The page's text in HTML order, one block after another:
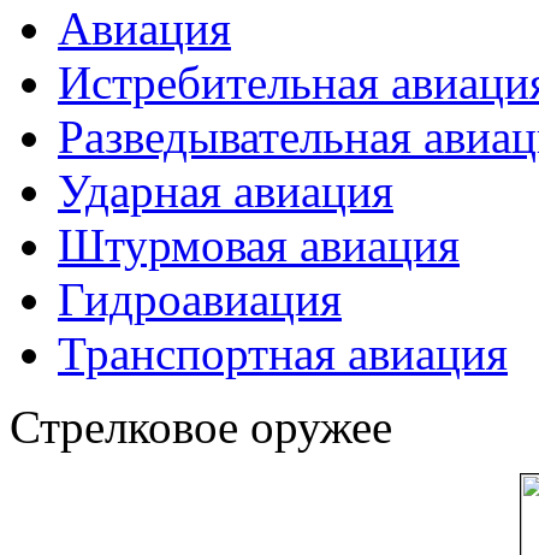
Авиация
Истребительная
Разведывательная
Ударная авиация
Штурмовая авиация
Гидроавиация
Транспортная авиация
Стрелковое оружее